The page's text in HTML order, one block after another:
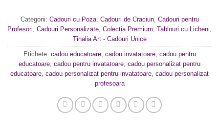
Categorii: Cadouri cu Poza, Cadouri de Craciun, Cadouri pentru
Profesori Cadouri Personalizate Colectia Premium Tablouri cu Licheni
Tinalia Art - Cadouri Unice
Etichete: cadou educatoare, cadou invatatoare, cadou pentru
educatoare cadou pentru invatatoare cadou personalizat pentru
educatoare cadou personalizat pentru invatatoare cadou personalizat
profesoara